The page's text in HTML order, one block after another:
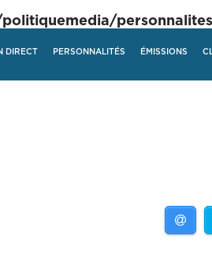
DIRECT PERSONNALITÉS ÉMISSIONS